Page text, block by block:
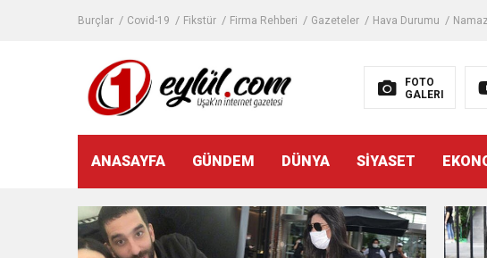
Burçlar Covid-19 Fikstür Firma Rehberi Gazeteler Hava Durumu
FOTO
GALERI
ANASAYFA GÜNDEM DÜNYA SİYASET